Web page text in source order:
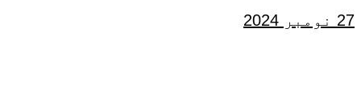
27 نومبر 2024